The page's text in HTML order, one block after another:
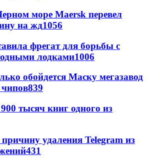
море Maersk перевел
на жд1056
фрегат для борьбы с
лодками1006
обойдется Маску мегазавод
чипов839
тысяч книг одного из
удаления Telegram из
431